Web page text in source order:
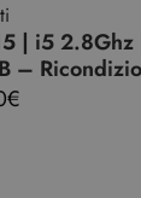
| i5 2.8Ghz
–
€